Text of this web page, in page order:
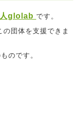
glolab です。
の団体を支援できま
のです。